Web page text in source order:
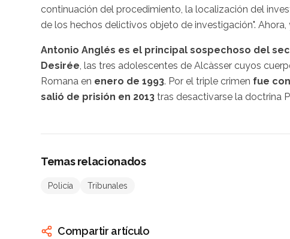
continuación del procedimiento, la localización del
de los hechos delictivos objeto de investigación".
Antonio Anglés es el principal sospechoso del
Desirée , las tres adolescentes de Alcàsser cuyos
Romana en enero de 1993. Por el triple crimen fue
salió de prisión en 2013 tras desactivarse la doctrina
Temas relacionados
Policía Tribunales
Compartir artículo